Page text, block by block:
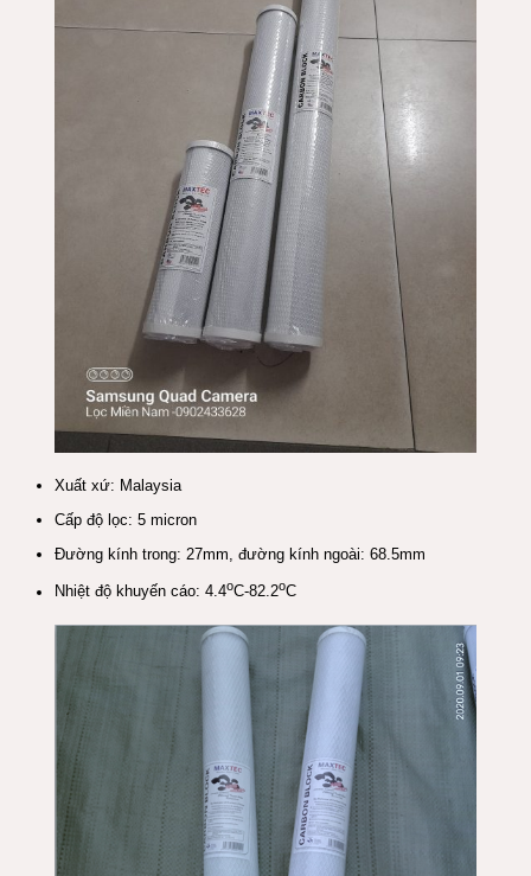
Xuất xứ: Malaysia
Cấp độ lọc: 5 micron
Đường kính trong: 27mm, đường kính ngoài: 68.5mm
Nhiệt độ khuyến cáo: 4.4oC-82.2oC